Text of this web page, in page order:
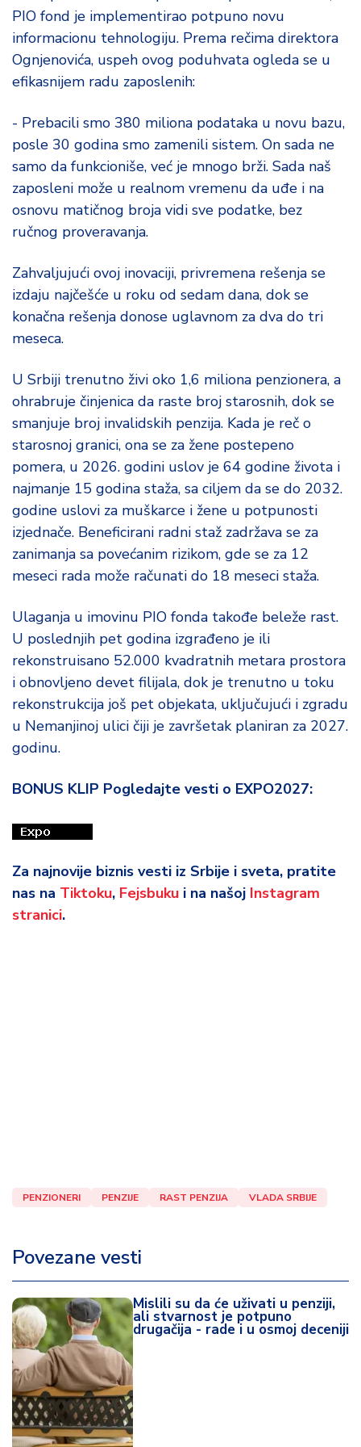
PIO fond je implementirao potpuno novu
informacionu tehnologiju. Prema rečima direktora
Ognjenovića, uspeh ovog poduhvata ogleda se u
efikasnijem radu zaposlenih:
- Prebacili smo 380 miliona podataka u novu bazu,
posle 30 godina smo zamenili sistem. On sada ne
samo da funkcioniše, već je mnogo brži. Sada naš
zaposleni može u realnom vremenu da uđe i na
osnovu matičnog broja vidi sve podatke, bez
ručnog proveravanja.
Zahvaljujući ovoj inovaciji, privremena rešenja se
izdaju najčešće u roku od sedam dana, dok se
konačna rešenja donose uglavnom za dva do tri
meseca.
U Srbiji trenutno živi oko 1,6 miliona penzionera, a
ohrabruje činjenica da raste broj starosnih, dok se
smanjuje broj invalidskih penzija. Kada je reč o
starosnoj granici, ona se za žene postepeno
pomera, u 2026. godini uslov je 64 godine života i
najmanje 15 godina staža, sa ciljem da se do 2032.
godine uslovi za muškarce i žene u potpunosti
izjednače. Beneficirani radni staž zadržava se za
zanimanja sa povećanim rizikom, gde se za 12
meseci rada može računati do 18 meseci staža.
Ulaganja u imovinu PIO fonda takođe beleže rast.
U poslednjih pet godina izgrađeno je ili
rekonstruisano 52.000 kvadratnih metara prostora
i obnovljeno devet filijala, dok je trenutno u toku
rekonstrukcija još pet objekata, uključujući i zgradu
u Nemanjinoj ulici čiji je završetak planiran za 2027.
godinu.
BONUS KLIP Pogledajte vesti o EXPO2027:
Za najnovije biznis vesti iz Srbije i sveta, pratite
nas na Tiktoku, Fejsbuku i na našoj Instagram
stranici.
PENZIONERI PENZIJE RAST PENZIJA VLADA SRBIJE
Povezane vesti
Mislili su da će uživati u penziji,
ali stvarnost je potpuno
drugačija - rade i u osmoj deceniji